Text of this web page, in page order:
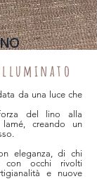
da una luce che
del lino alla
creando un
eleganza, di chi
con occhi rivolti
e nuove